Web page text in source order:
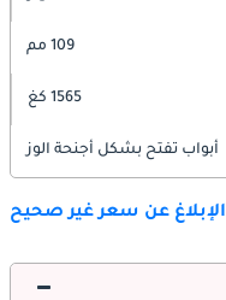
109 مم
1565 كغ
أبواب تفتح بشكل أجنحة الوز
الإبلاغ عن سعر غير صحيح